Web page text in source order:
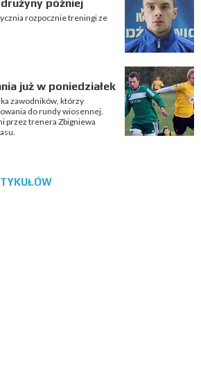
później
rozpocznie treningi ze
już w poniedziałek
zawodników, którzy
do rundy wiosennej.
przez trenera Zbigniewa